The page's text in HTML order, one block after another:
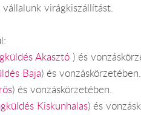
virágkiszállítást.
Akasztó ) és
Baja) és vonzáskörzetében.
) és vonzáskörzetében.
Kiskunhalas) és